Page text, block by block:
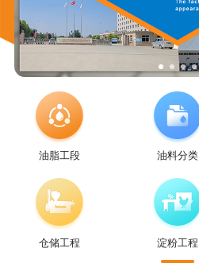
油脂工段 油料分类
仓储工程 淀粉工程